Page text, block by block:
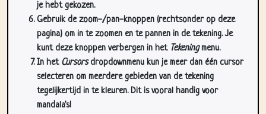
je hebt gekozen.
Gebruik de zoom-/pan-knoppen (rechtsonder op deze
pagina) om in te zoomen en te pannen in de tekening. Je
kunt deze knoppen verbergen in het Tekeningmenu.
In het Cursorsdropdownmenu kun je meer dan één cursor
selecteren om meerdere gebieden van de tekening
tegelijkertijd in te kleuren. Dit is vooral handig voor
mandala's!